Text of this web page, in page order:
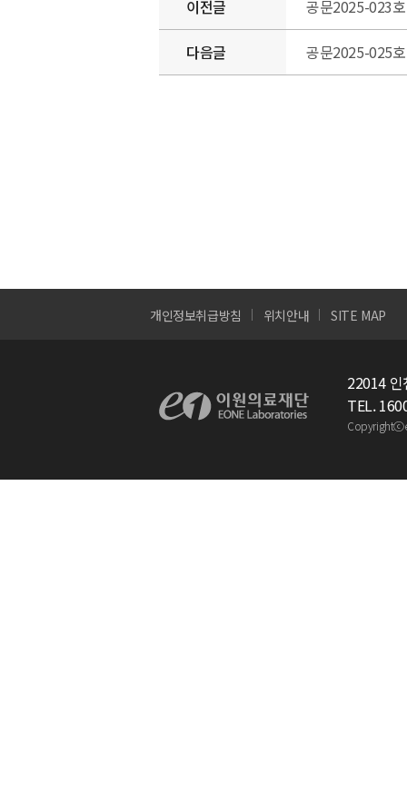
개인정보취급방침 위치안내 SITE MAP
22014 인
TEL.